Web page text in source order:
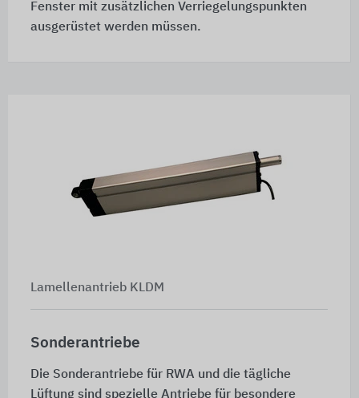
Fenster mit zusätzlichen Verriegelungspunkten
ausgerüstet werden müssen.
Lamellenantrieb KLDM
Sonderantriebe
Die Sonderantriebe für RWA und die tägliche
Lüftung sind spezielle Antriebe für besondere